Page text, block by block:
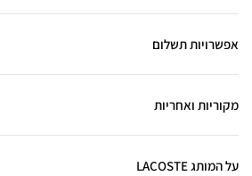
אפשרויות תשלום
מקוריות ואחריות
על המותג LACOSTE